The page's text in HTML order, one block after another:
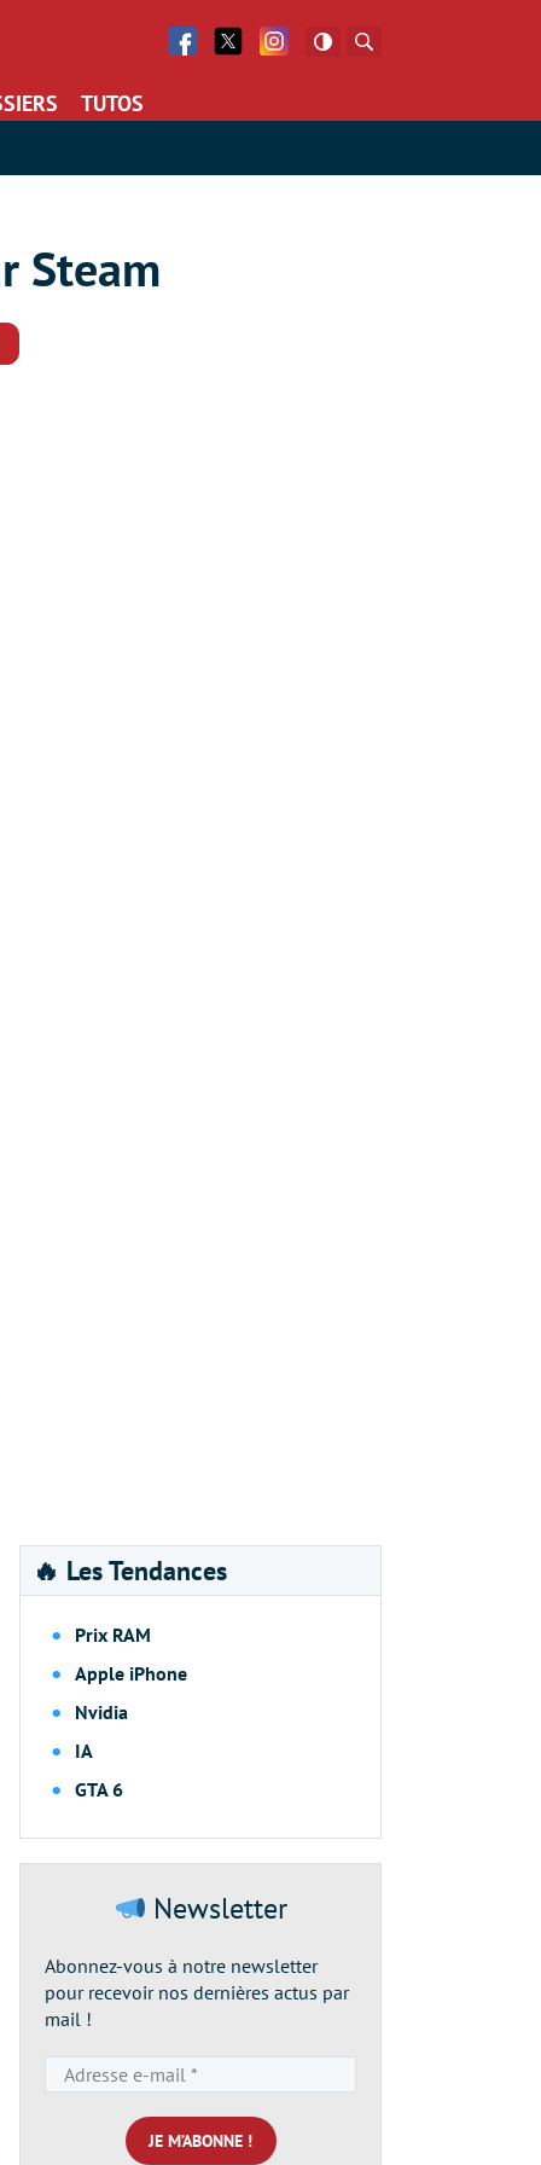
Facebook
Twitter Facebook
TUTOS
Steam
🔥 Les Tendances
Prix RAM
Apple iPhone
Nvidia
IA
GTA 6
Newsletter
Abonnez-vous à notre newsletter
pour recevoir nos dernières actus par
mail !
e-
mail
*